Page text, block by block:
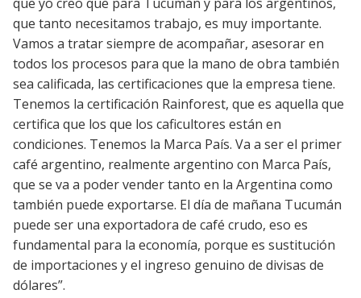
que tanto necesitamos trabajo, es muy importante.
Vamos a tratar siempre de acompañar, asesorar en
todos los procesos para que la mano de obra también
sea calificada, las certificaciones que la empresa tiene.
Tenemos la certificación Rainforest, que es aquella que
certifica que los que los caficultores están en
condiciones. Tenemos la Marca País. Va a ser el primer
café argentino, realmente argentino con Marca País,
que se va a poder vender tanto en la Argentina como
también puede exportarse. El día de mañana Tucumán
puede ser una exportadora de café crudo, eso es
fundamental para la economía, porque es sustitución
de importaciones y el ingreso genuino de divisas de
dólares”.